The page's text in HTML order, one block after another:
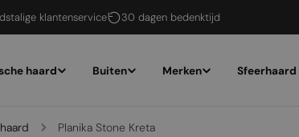
klantenservice 30 dagen bedenktijd
haard Buiten Merken Sfeerhaard
Planika Stone Kreta